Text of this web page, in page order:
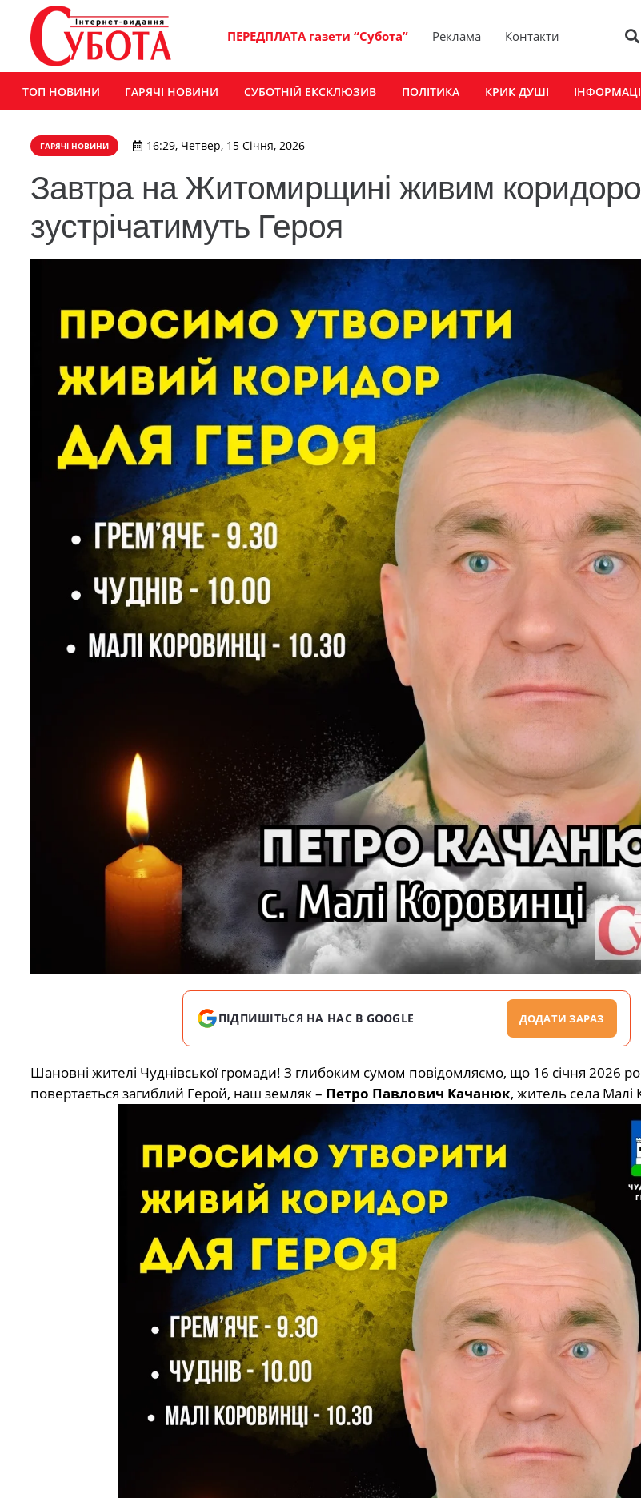
ПЕРЕДПЛАТА газети “Субота” Реклама Контакти
ТОП НОВИНИ ГАРЯЧІ НОВИНИ СУБОТНІЙ ЕКСКЛЮЗИВ ПОЛІТИКА КРИК ДУШІ
ГАРЯЧІ НОВИНИ 16:29, Четвер, 15 Січня, 2026
Завтра на Житомирщині живим
зустрічатимуть Героя
ПІДПИШІТЬСЯ НА НАС В GOOGLE ДОДАТИ ЗАРАЗ
Шановні жителі Чуднівської громади! З глибоким сумом повідомляємо, що 16 січня 2026
повертається загиблий Герой, наш земляк – Петро Павлович Качанюк, житель села Малі